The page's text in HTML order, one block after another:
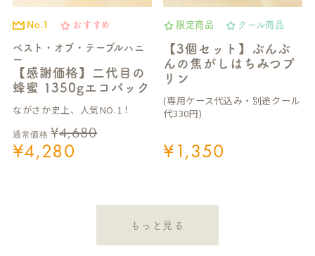
No.1 おすすめ
ベスト・オブ・テーブルハニ
ー
【感謝価格】二代目の
蜂蜜 1350gエコパック
ながさか史上、人気NO.1！
通常価格 ¥4,680
¥4,280
限定商品 クール商品
【3個セット】ぶんぶ
んの焦がしはちみつプ
リン
(専用ケース代込み・別途クール
代330円)
¥1,350
もっと見る